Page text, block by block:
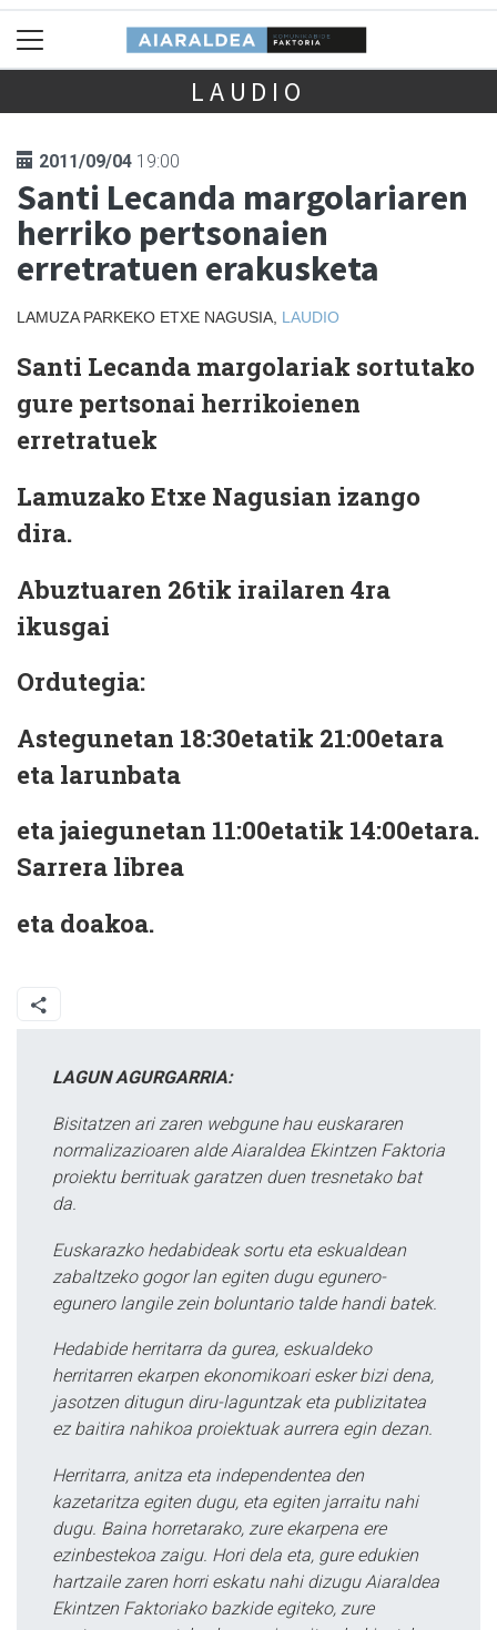
LAUDIO
2011/09/04 19:00
Santi Lecanda margolariaren
herriko pertsonaien
erretratuen erakusketa
LAMUZA PARKEKO ETXE NAGUSIA, LAUDIO
Santi Lecanda margolariak sortutako
gure pertsonai herrikoienen
erretratuek
Lamuzako Etxe Nagusian izango
dira.
Abuztuaren 26tik irailaren 4ra
ikusgai
Ordutegia:
Astegunetan 18:30etatik 21:00etara
eta larunbata
eta jaiegunetan 11:00etatik 14:00etara.
Sarrera librea
eta doakoa.
LAGUN AGURGARRIA:
Bisitatzen ari zaren webgune hau euskararen
normalizazioaren alde Aiaraldea Ekintzen Faktoria
proiektu berrituak garatzen duen tresnetako bat
da.
Euskarazko hedabideak sortu eta eskualdean
zabaltzeko gogor lan egiten dugu egunero-
egunero langile zein boluntario talde handi batek.
Hedabide herritarra da gurea, eskualdeko
herritarren ekarpen ekonomikoari esker bizi dena,
jasotzen ditugun diru-laguntzak eta publizitatea
ez baitira nahikoa proiektuak aurrera egin dezan.
Herritarra, anitza eta independentea den
kazetaritza egiten dugu, eta egiten jarraitu nahi
dugu. Baina horretarako, zure ekarpena ere
ezinbestekoa zaigu. Hori dela eta, gure edukien
hartzaile zaren horri eskatu nahi dizugu Aiaraldea
Ekintzen Faktoriako bazkide egiteko, zure